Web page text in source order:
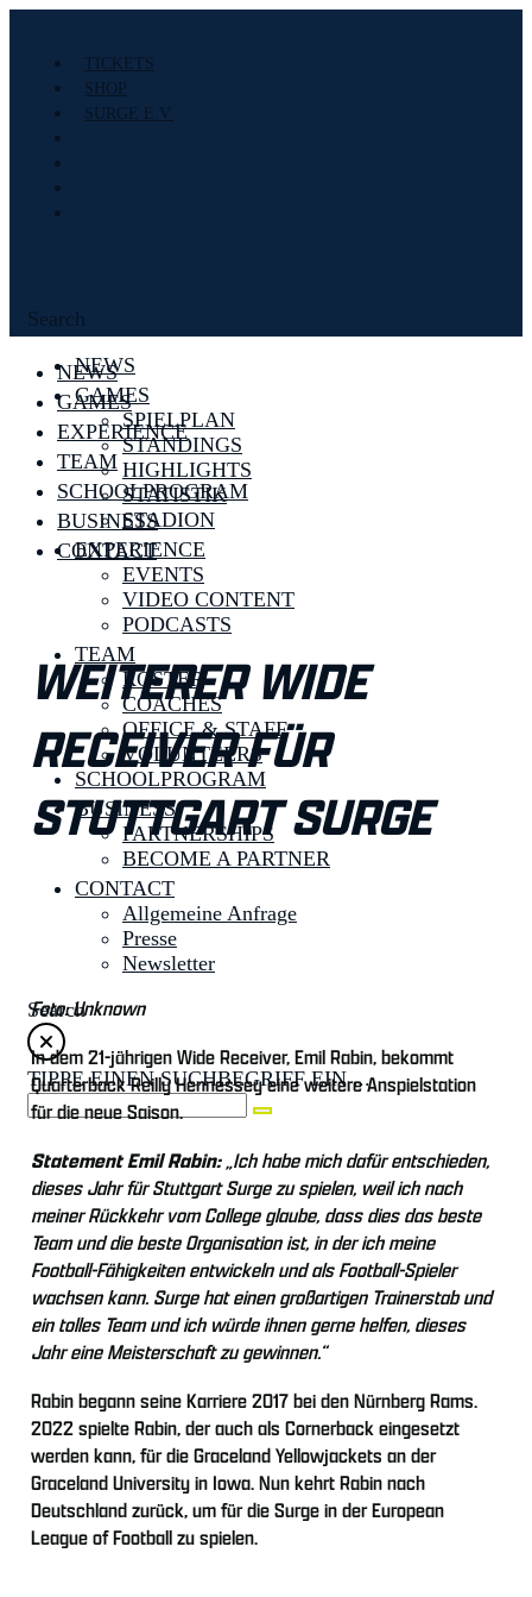
TICKETS
SHOP
SURGE E.V.
Search
NEWS
GAMES
SPIELPLAN
STANDINGS
HIGHLIGHTS
STATISTIK
STADION
EXPERIENCE
EVENTS
VIDEO CONTENT
PODCASTS
TEAM
ROSTER
COACHES
OFFICE & STAFF
VOLUNTEERS
SCHOOLPROGRAM
BUSINESS
PARTNERSHIPS
BECOME A PARTNER
CONTACT
Allgemeine Anfrage
Presse
Newsletter
Search
TIPPE EINEN SUCHBEGRIFF EIN ...
NEWS
GAMES
EXPERIENCE
TEAM
SCHOOLPROGRAM
BUSINESS
CONTACT
WEITERER WIDE
RECEIVER FÜR
STUTTGART SURGE
Foto: Unknown
In dem 21-jährigen Wide Receiver, Emil Rabin, bekommt
Quarterback Reilly Hennessey eine weitere Anspielstation
für die neue Saison.
Statement Emil Rabin:„Ich habe mich dafür entschieden,
dieses Jahr für Stuttgart Surge zu spielen, weil ich nach
meiner Rückkehr vom College glaube, dass dies das beste
Team und die beste Organisation ist, in der ich meine
Football-Fähigkeiten entwickeln und als Football-Spieler
wachsen kann. Surge hat einen großartigen Trainerstab und
ein tolles Team und ich würde ihnen gerne helfen, dieses
Jahr eine Meisterschaft zu gewinnen.“
Rabin begann seine Karriere 2017 bei den Nürnberg Rams.
2022 spielte Rabin, der auch als Cornerback eingesetzt
werden kann, für die Graceland Yellowjackets an der
Graceland University in Iowa. Nun kehrt Rabin nach
Deutschland zurück, um für die Surge in der European
League of Football zu spielen.